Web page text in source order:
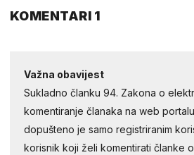
KOMENTARI 1
Važna obavijest
Sukladno članku 94. Zakona o
komentiranje članaka na web
dopušteno je samo registriranim
korisnik koji želi komentirati članke